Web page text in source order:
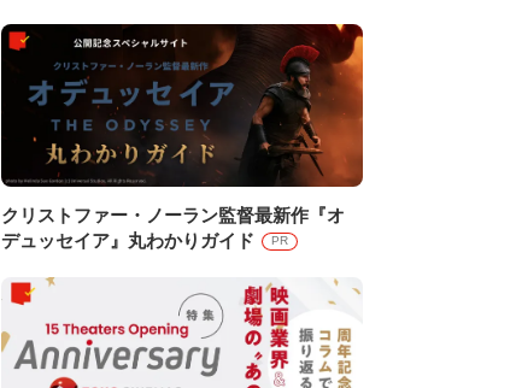
クリストファー・ノーラン監督最新作『オ
デュッセイア』丸わかりガイド
PR